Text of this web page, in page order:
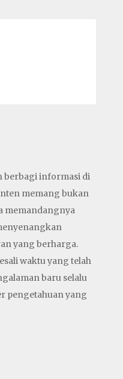
berbagi informasi di
memang bukan
memandangnya
yang berharga.
waktu yang telah
baru selalu
pengetahuan yang